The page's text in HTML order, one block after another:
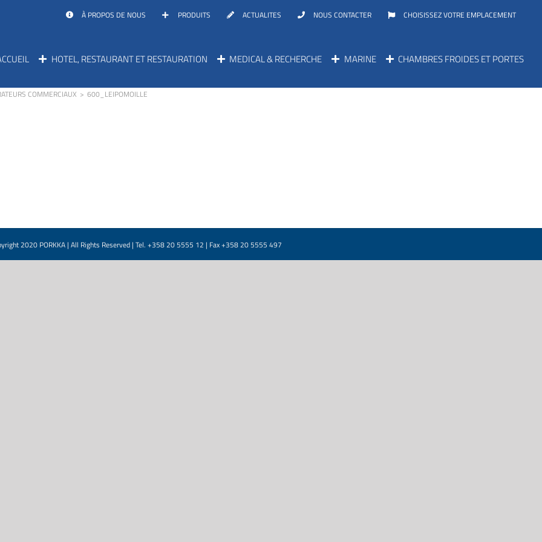
À PROPOS DE NOUS PRODUITS ACTUALITES NOUS CONTACTER CHOISISSEZ VOTRE EMPLACEMENT
HOTEL, RESTAURANT ET RESTAURATION MEDICAL & RECHERCHE MARINE CHAMBRES FROIDES ET PORTES
COMMERCIAUX > 600_LEIPOMOILLE
2020 PORKKA | All Rights Reserved | Tel. +358 20 5555 12 | Fax +358 20 5555 497